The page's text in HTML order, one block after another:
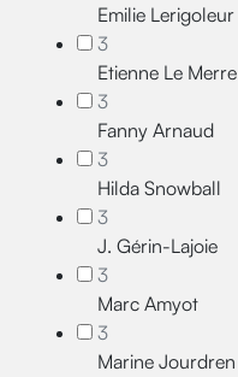
Emilie Lerigoleur
3
Etienne Le Merre
3
Fanny Arnaud
3
Hilda Snowball
3
J. Gérin-Lajoie
3
Marc Amyot
3
Marine Jourdren